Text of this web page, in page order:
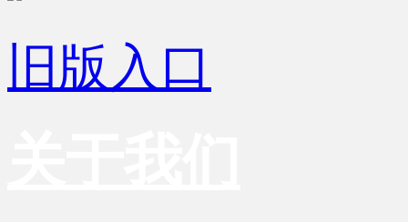
旧版入口